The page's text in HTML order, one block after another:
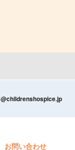
@childrenshospice.jp
お問い合わせ